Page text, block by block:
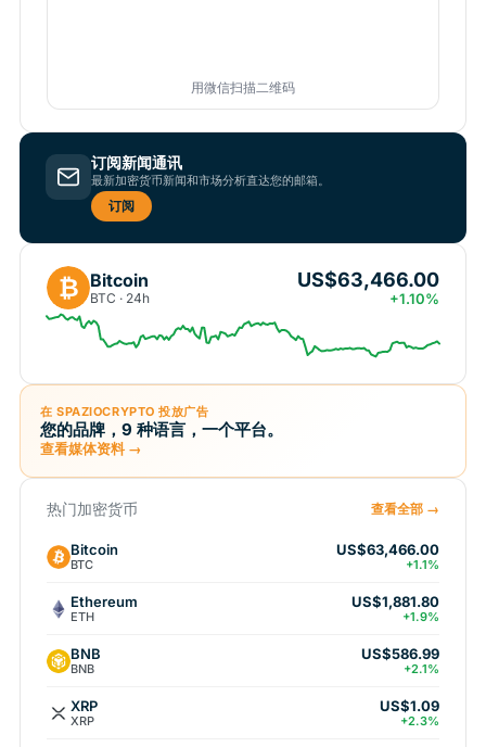
用微信扫描二维码
订阅新闻通讯
最新加密货币新闻和市场分析直达您的邮箱。
订阅
₿ Bitcoin
BTC · 24h
US$63,466.00
+1.10%
在 SPAZIOCRYPTO 投放广告
您的品牌，9 种语言，一个平台。
查看媒体资料 →
热门加密货币 查看全部 →
Bitcoin
BTC
US$63,466.00
+1.1%
Ethereum
ETH
US$1,881.80
+1.9%
BNB
BNB
US$586.99
+2.1%
XRP
XRP
US$1.09
+2.3%